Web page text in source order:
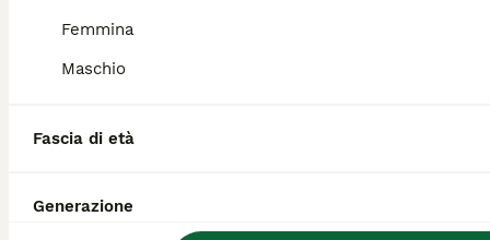
Femmina
Maschio
Fascia di età
Generazione
Pomerania?